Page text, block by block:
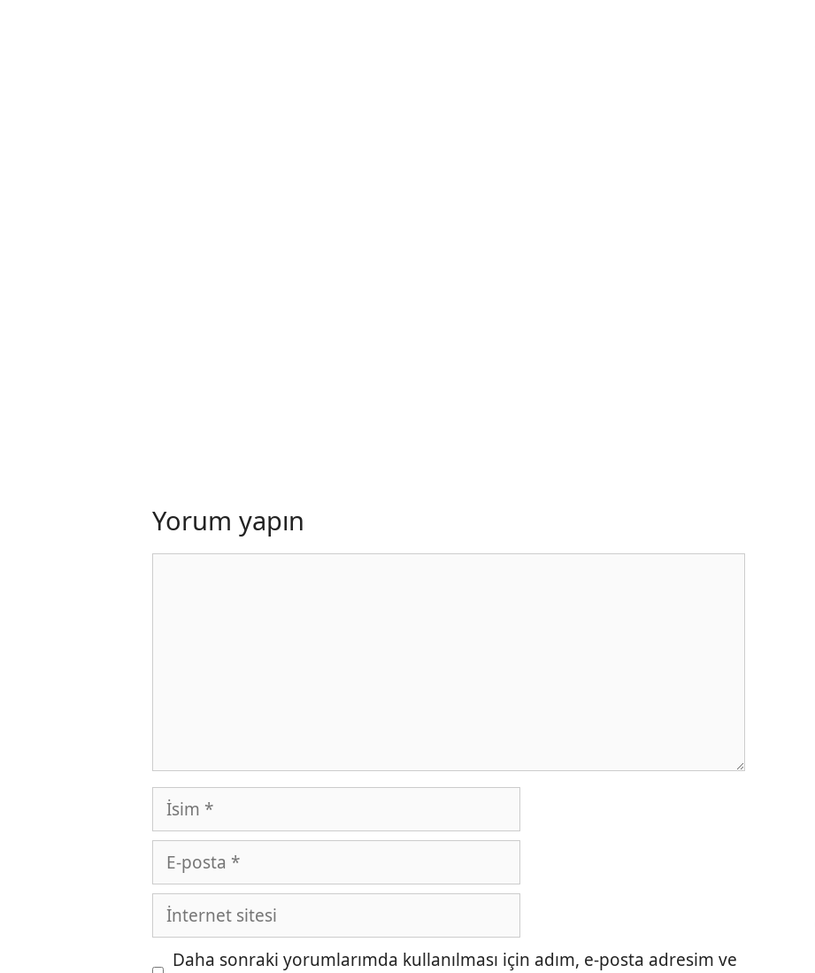
Yorum yapın
İsim
posta
İnternet
sitesi
Daha sonraki yorumlarımda kullanılması için adım, e-posta adresim ve